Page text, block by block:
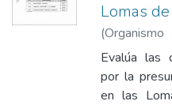
Lomas
(
Ambiental,
Javier
Evalúa las
por la
en las